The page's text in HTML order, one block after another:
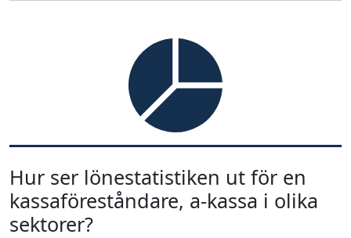
Hur ser lönestatistiken ut för en
kassaföreståndare, a-kassa i olika
sektorer?